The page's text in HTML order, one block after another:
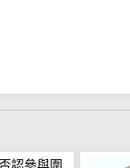
認參與圍